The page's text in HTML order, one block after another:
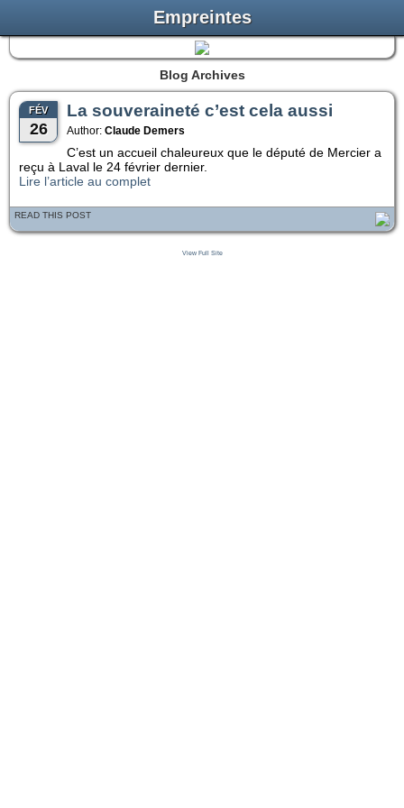
Empreintes
Blog Archives
FÉV
26
La souveraineté c’est cela aussi
Author: Claude Demers
C’est un accueil chaleureux que le député de Mercier a
reçu à Laval le 24 février dernier.
Lire l’article au complet
READ THIS POST
View Full Site